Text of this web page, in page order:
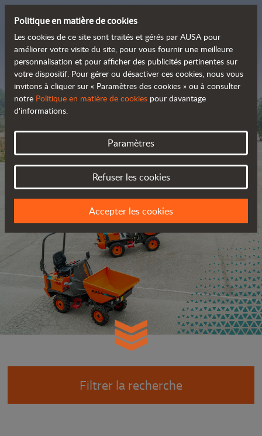
La gamme tout-terrain
zéro émission
Filtrer la recherche
Politique en matière de cookies
Les cookies de ce site sont traités et gérés par AUSA pour
améliorer votre visite du site, pour vous fournir une meilleure
personnalisation et pour afficher des publicités pertinentes sur
votre dispositif. Pour gérer ou désactiver ces cookies, nous vous
invitons à cliquer sur « Paramètres des cookies » ou à consulter
notre Politique en matière de cookies pour davantage
d'informations.
Paramètres
Refuser les cookies
Accepter les cookies